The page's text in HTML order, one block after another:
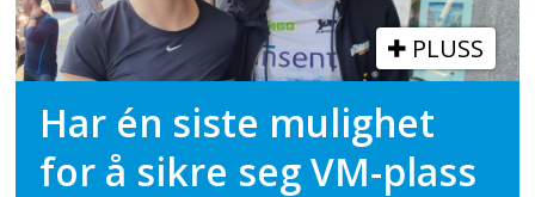
PLUSS
Har én siste mulighet
for å sikre seg VM-plass